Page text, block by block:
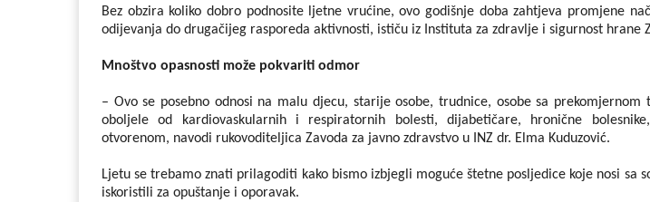
Bez obzira koliko dobro podnosite ljetne vrućine, ovo godišnje doba zahtjeva promjene
odijevanja do drugačijeg rasporeda aktivnosti, ističu iz Instituta za zdravlje i sigurnost hrane
Mnoštvo opasnosti može pokvariti odmor
– Ovo se posebno odnosi na malu djecu, starije osobe, trudnice, osobe sa prekomjernom
oboljele od kardiovaskularnih i respiratornih bolesti, dijabetičare, hronične
otvorenom, navodi rukovoditeljica Zavoda za javno zdravstvo u INZ dr. Elma Kuduzović.
Ljetu se trebamo znati prilagoditi kako bismo izbjegli moguće štetne posljedice koje nosi sa
iskoristili za opuštanje i oporavak.